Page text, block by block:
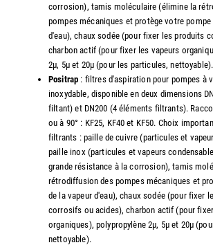
corrosion), tamis moléculaire (élimine la
pompes mécaniques et protège votre pompe
d'eau), chaux sodée (pour fixer les produits
charbon actif (pour fixer les vapeurs
2µ, 5µ et 20µ (pour les particules, nettoyable).
Positrap : filtres d'aspiration pour pompes à
inoxydable, disponible en deux dimensions
filtant) et DN200 (4 éléments filtrants).
ou à 90° : KF25, KF40 et KF50. Choix
filtrants : paille de cuivre (particules et
paille inox (particules et vapeurs
grande résistance à la corrosion), tamis
rétrodiffusion des pompes mécaniques et
de la vapeur d'eau), chaux sodée (pour fixer
corrosifs ou acides), charbon actif (pour
organiques), polypropylène 2µ, 5µ et 20µ
nettoyable).